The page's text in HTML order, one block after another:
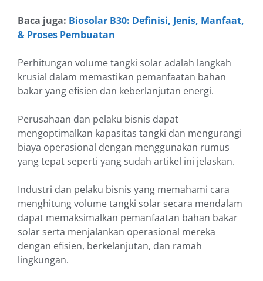
Baca juga: Biosolar B30: Definisi, Jenis, Manfaat,
& Proses Pembuatan
Perhitungan volume tangki solar adalah langkah
krusial dalam memastikan pemanfaatan bahan
bakar yang efisien dan keberlanjutan energi.
Perusahaan dan pelaku bisnis dapat
mengoptimalkan kapasitas tangki dan mengurangi
biaya operasional dengan menggunakan rumus
yang tepat seperti yang sudah artikel ini jelaskan.
Industri dan pelaku bisnis yang memahami cara
menghitung volume tangki solar secara mendalam
dapat memaksimalkan pemanfaatan bahan bakar
solar serta menjalankan operasional mereka
dengan efisien, berkelanjutan, dan ramah
lingkungan.